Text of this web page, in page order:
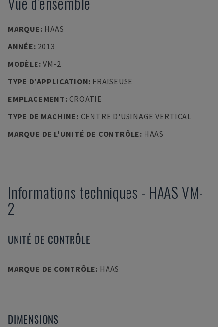
MARQUE: HAAS
ANNÉE: 2013
MODÈLE:VM-2
TYPE D'APPLICATION: FRAISEUSE
EMPLACEMENT: CROATIE
TYPE DE MACHINE: CENTRE D'USINAGE VERTICAL
MARQUE DE L'UNITÉ DE CONTRÔLE: HAAS
Informations techniques - HAAS VM-
2
UNITÉ DE CONTRÔLE
MARQUE DE CONTRÔLE: HAAS
DIMENSIONS